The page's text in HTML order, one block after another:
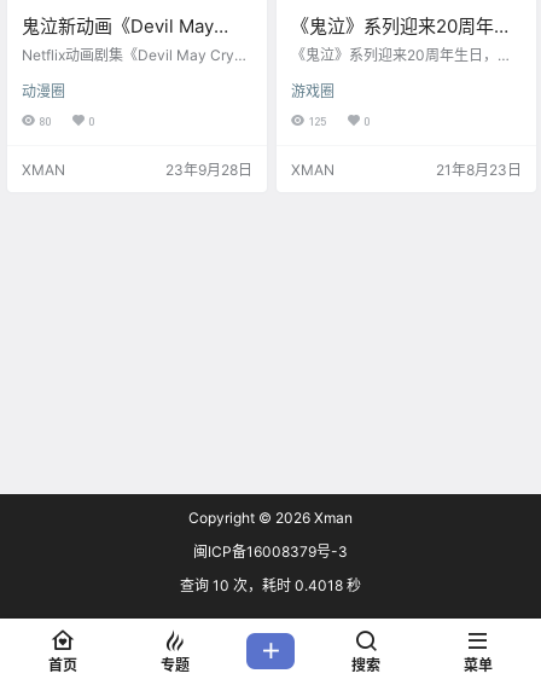
鬼泣新动画《Devil May
Cry》先导预告公开
Netflix动画剧集《Devil May Cry》
线。 《恶魔城》动画制作人Adi Sha
nkar 与 Studio Mir 携手打造。
动漫圈
80 0
XMAN 23年9月28日
《鬼泣》系列迎来20周年生
日，官方发布贺图
《鬼泣》系列迎来20周年生日，官
3特卖活动。 《鬼泣》系列20周年
特卖将于9月15日（星期三）23:59
ch“Devil May Cry”系列3部作品的
游戏圈
125 0
XMAN 21年8月23日
Copyright © 2026 Xman
闽ICP备16008379号-3
查询 10 次，耗时 0.4018 秒
首页 专题 搜索 菜单